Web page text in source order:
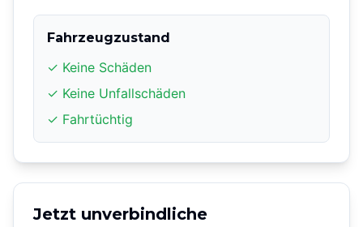
Fahrzeugzustand
✓ Keine Schäden
✓ Keine Unfallschäden
✓ Fahrtüchtig
Jetzt unverbindliche